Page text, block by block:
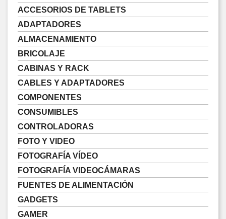
ACCESORIOS DE TABLETS
ADAPTADORES
ALMACENAMIENTO
BRICOLAJE
CABINAS Y RACK
CABLES Y ADAPTADORES
COMPONENTES
CONSUMIBLES
CONTROLADORAS
FOTO Y VIDEO
FOTOGRAFÍA VÍDEO
FOTOGRAFÍA VIDEOCÁMARAS
FUENTES DE ALIMENTACIÓN
GADGETS
GAMER